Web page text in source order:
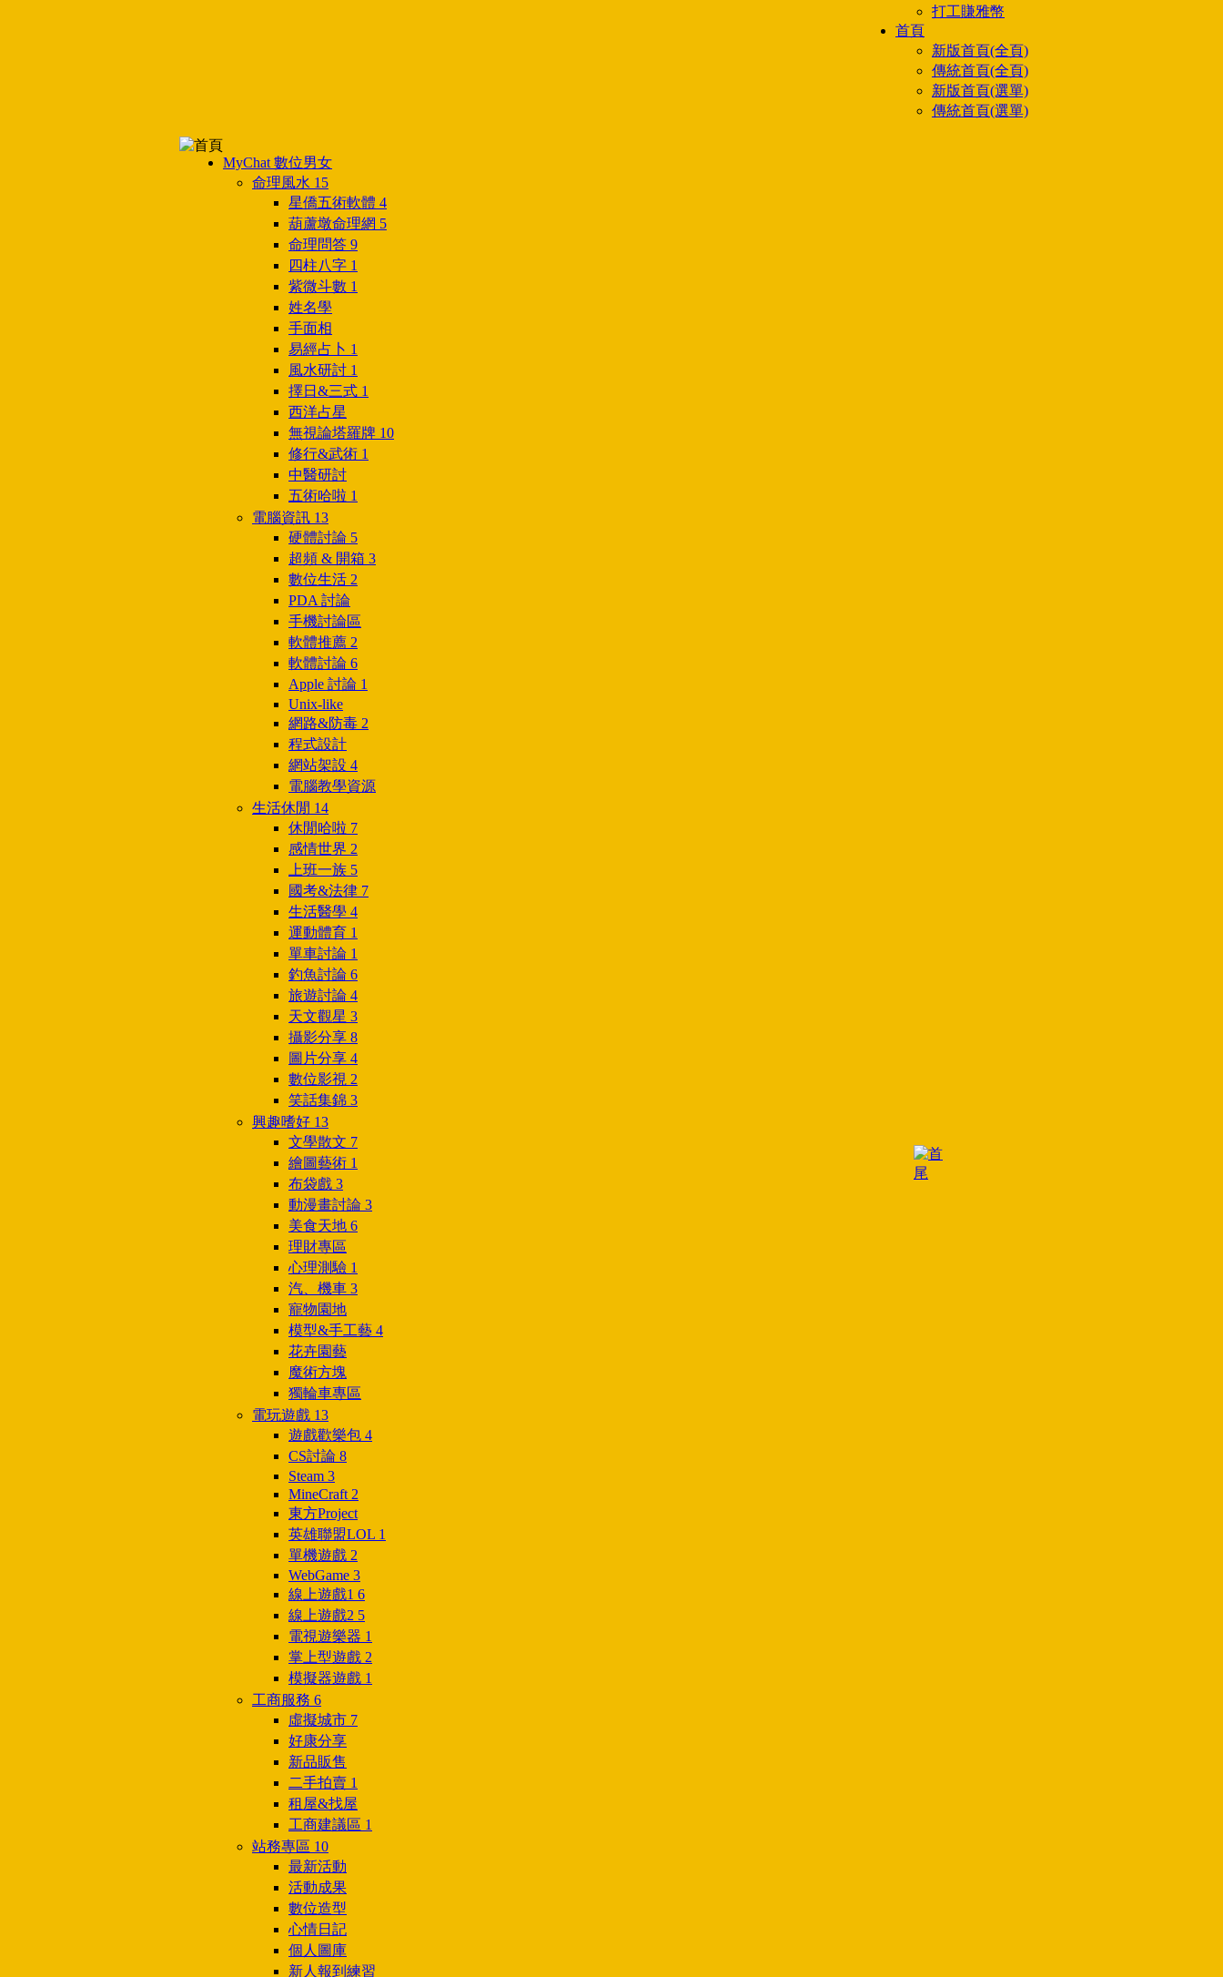
打工賺雅幣
首頁
新版首頁(全頁)
傳統首頁(全頁)
新版首頁(選單)
傳統首頁(選單)
MyChat 數位男女
命理風水 15
星僑五術軟體 4
葫蘆墩命理網 5
命理問答 9
四柱八字 1
紫微斗數 1
姓名學
手面相
易經占卜 1
風水研討 1
擇日&三式 1
西洋占星
無視論塔羅牌 10
修行&武術 1
中醫研討
五術哈啦 1
電腦資訊 13
硬體討論 5
超頻 & 開箱 3
數位生活 2
PDA 討論
手機討論區
軟體推薦 2
軟體討論 6
Apple 討論 1
Unix-like
網路&防毒 2
程式設計
網站架設 4
電腦教學資源
生活休閒 14
休閒哈啦 7
感情世界 2
上班一族 5
國考&法律 7
生活醫學 4
運動體育 1
單車討論 1
釣魚討論 6
旅遊討論 4
天文觀星 3
攝影分享 8
圖片分享 4
數位影視 2
笑話集錦 3
興趣嗜好 13
文學散文 7
繪圖藝術 1
布袋戲 3
動漫畫討論 3
美食天地 6
理財專區
心理測驗 1
汽、機車 3
寵物園地
模型&手工藝 4
花卉園藝
魔術方塊
獨輪車專區
電玩遊戲 13
遊戲歡樂包 4
CS討論 8
Steam 3
MineCraft 2
東方Project
英雄聯盟LOL 1
單機遊戲 2
WebGame 3
線上遊戲1 6
線上遊戲2 5
電視遊樂器 1
掌上型遊戲 2
模擬器遊戲 1
工商服務 6
虛擬城市 7
好康分享
新品販售
二手拍賣 1
租屋&找屋
工商建議區 1
站務專區 10
最新活動
活動成果
數位造型
心情日記
個人圖庫
新人報到練習